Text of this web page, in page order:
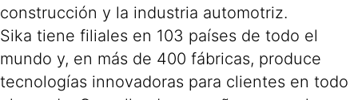
construcción y la industria automotriz.
Sika tiene filiales en 103 países de todo el
mundo y, en más de 400 fábricas, produce
tecnologías innovadoras para clientes en todo